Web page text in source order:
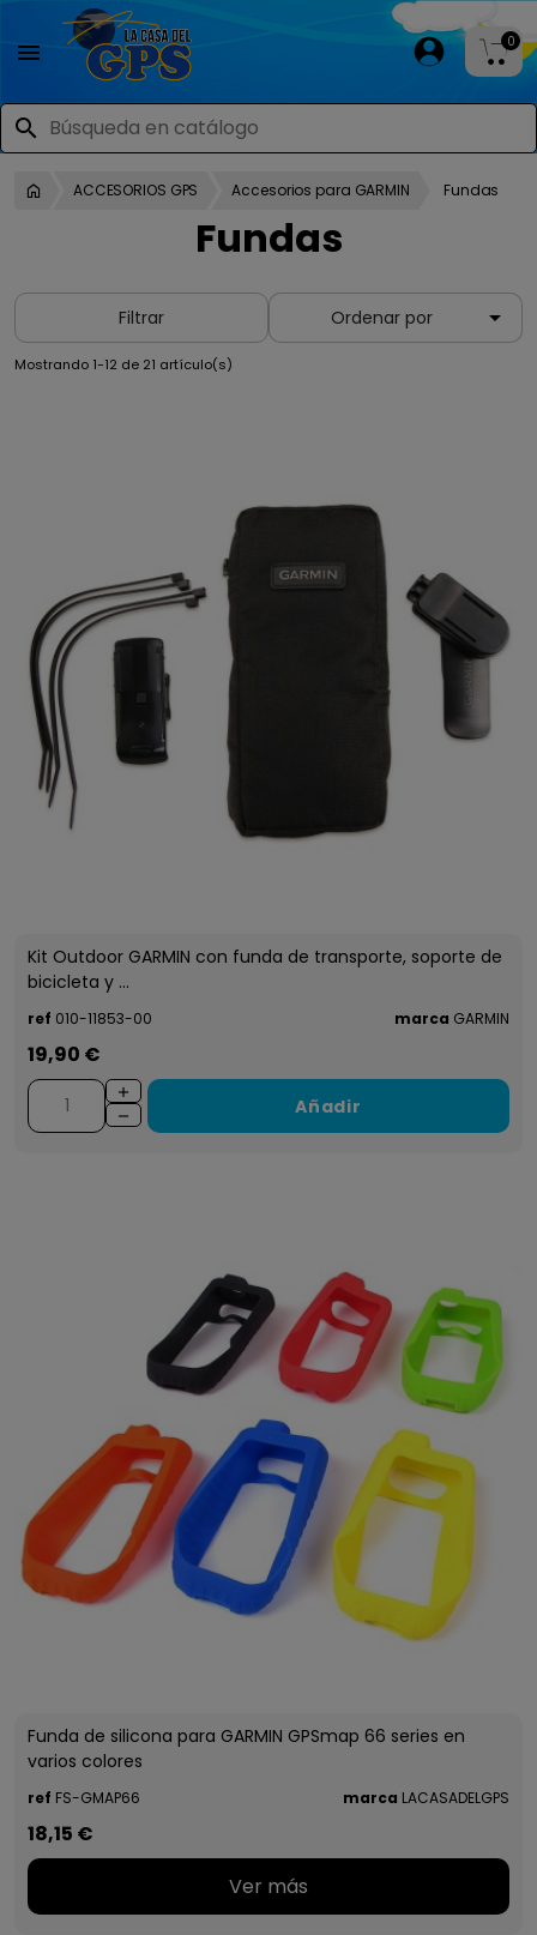

search
0
ACCESORIOS GPS Accesorios para GARMIN Fundas
Fundas
Filtrar Ordenar por 
Mostrando 1-12 de 21 artículo(s)
Kit Outdoor GARMIN con funda de transporte, soporte de
bicicleta y ...
ref 010-11853-00 marca GARMIN
19,90 €
Añadir
Funda de silicona para GARMIN GPSmap 66 series en
varios colores
ref FS-GMAP66 marca LACASADELGPS
18,15 €
Ver más